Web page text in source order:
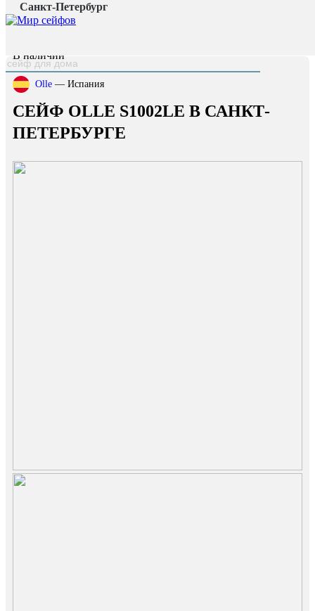
Санкт-Петербург
Главная страница /
Каталог /
В наличии
Olle — Испания
СЕЙФ OLLE S1002LE В САНКТ-
ПЕТЕРБУРГЕ